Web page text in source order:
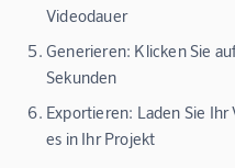
Videodauer
Generieren: Klicken Sie
Sekunden
Exportieren: Laden Sie
es in Ihr Projekt